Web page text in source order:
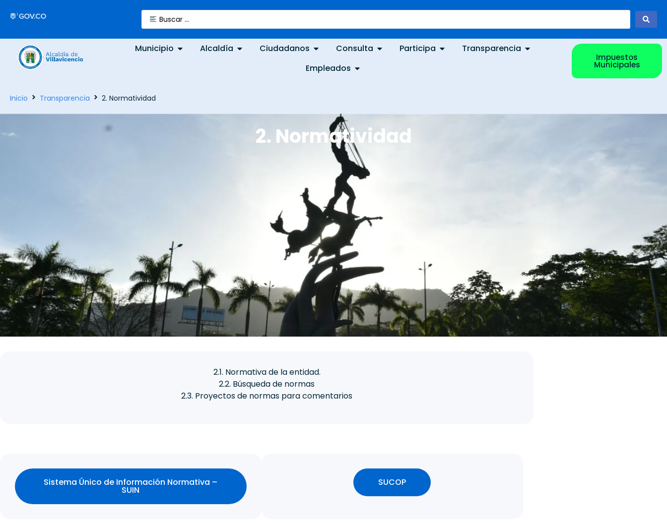
Municipio Alcaldía Ciudadanos Consulta Participa
Transparencia
Empleados
Impuestos
Municipales
Inicio Transparencia 2. Normatividad
2. Normatividad
2.1. Normativa de la entidad.
2.2. Búsqueda de normas
2.3. Proyectos de normas para comentarios
Sistema Único de Información Normativa –
SUIN
SUCOP